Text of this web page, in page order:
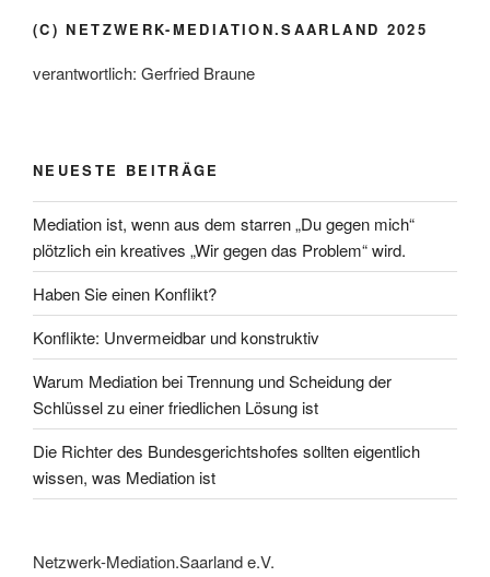
(C) NETZWERK-MEDIATION.SAARLAND 2025
verantwortlich: Gerfried Braune
NEUESTE BEITRÄGE
Mediation ist, wenn aus dem starren „Du gegen mich“
plötzlich ein kreatives „Wir gegen das Problem“ wird.
Haben Sie einen Konflikt?
Konflikte: Unvermeidbar und konstruktiv
Warum Mediation bei Trennung und Scheidung der
Schlüssel zu einer friedlichen Lösung ist
Die Richter des Bundesgerichtshofes sollten eigentlich
wissen, was Mediation ist
Netzwerk-Mediation.Saarland e.V.